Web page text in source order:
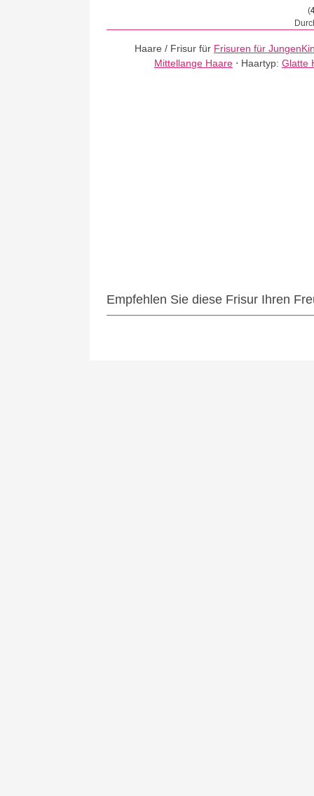
(
Haare / Frisur für Frisuren für Jungen
Mittellange Haare ⋅ Haartyp:Glatte
Empfehlen Sie diese Frisur Ihren